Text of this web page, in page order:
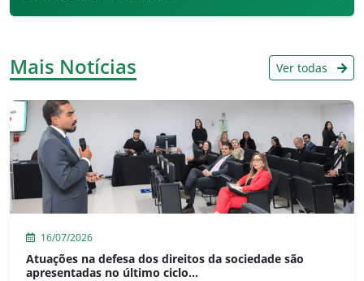
Mais Notícias Ver todas
16/07/2026
Atuações na defesa dos direitos da sociedade são
apresentadas no último ciclo...